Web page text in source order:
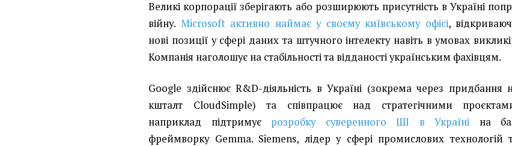
Великі корпорації зберігають або розширюють присутність в Україні
війну. Microsoft активно наймає у своєму київському офісі,
нові позиції у сфері даних та штучного інтелекту навіть в умовах
Компанія наголошує на стабільності та відданості українським фахівцям.
Google здійснює R&D-діяльність в Україні (зокрема через придбання
кшталт CloudSimple) та співпрацює над стратегічними
наприклад підтримує розробку суверенного ШІ в Україні на
фреймворку Gemma. Siemens, лідер у сфері промислових технологій